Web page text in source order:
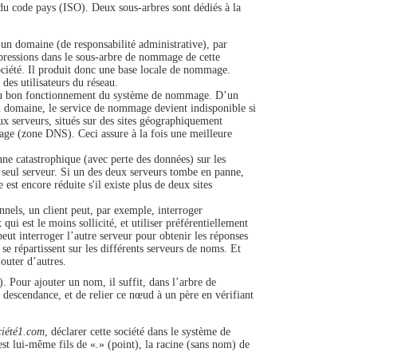
code pays (ISO). Deux sous-arbres sont dédiés à la
domaine (de responsabilité administrative), par
dans le sous-arbre de nommage de cette
Il produit donc une base locale de nommage.
utilisateurs du réseau.
fonctionnement du système de nommage. D’un
le service de nommage devient indisponible si
serveurs, situés sur des sites géographiquement
(zone DNS). Ceci assure à la fois une meilleure
catastrophique (avec perte des données) sur les
serveur. Si un des deux serveurs tombe en panne,
encore réduite s'il existe plus de deux sites
un client peut, par exemple, interroger
qui est le moins sollicité, et utiliser préférentiellement
interroger l’autre serveur pour obtenir les réponses
répartissent sur les différents serveurs de noms. Et
d’autres.
Pour ajouter un nom, il suffit, dans l’arbre de
et de relier ce nœud à un père en vérifiant
, déclarer cette société dans le système de
lui-même fils de «.» (point), la racine (sans nom) de